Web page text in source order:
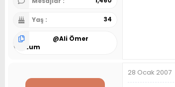
Yaş 34
@Ali Ömer
Horzum
28 Ocak 2007